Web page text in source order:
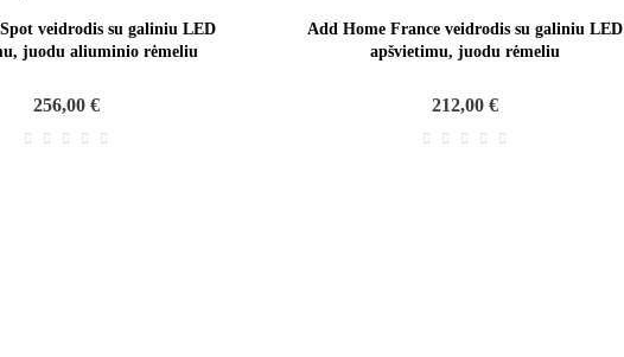
veidrodis su galiniu LED
juodu aliuminio rėmeliu
256,00 €
Add Home France veidrodis su galiniu LED
apšvietimu, juodu rėmeliu
212,00 €